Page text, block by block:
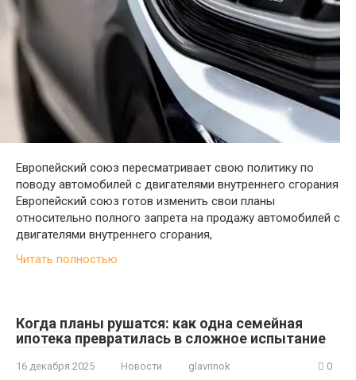
Европейский союз пересматривает свою политику по
поводу автомобилей с двигателями внутреннего сгорания
Европейский союз готов изменить свои планы
относительно полного запрета на продажу автомобилей с
двигателями внутреннего сгорания,
Читать полностью
Когда планы рушатся: как одна семейная
ипотека превратилась в сложное испытание
16 декабря 2025 Новости glavrinok 0